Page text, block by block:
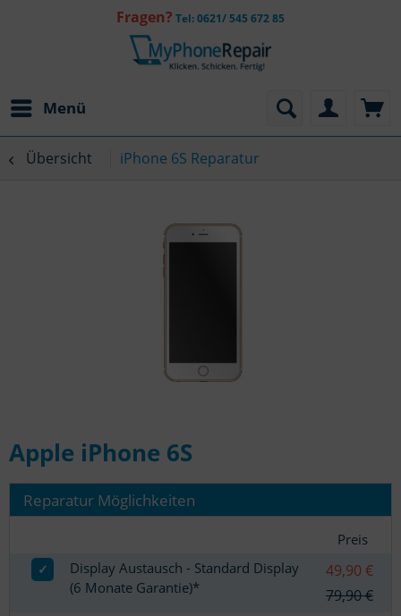
Fragen? Tel: 0621/ 545 672 85
Menü
Übersicht iPhone 6S Reparatur
Apple iPhone 6S
Reparatur Möglichkeiten
Preis
✓
Display Austausch - Standard Display
(6 Monate Garantie)*
49,90 €
79,90 €